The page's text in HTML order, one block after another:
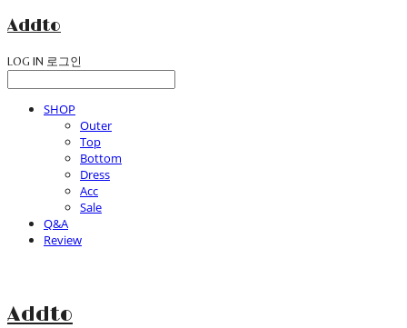
Addto
LOG IN 로그인
SHOP
Outer
Top
Bottom
Dress
Acc
Sale
Q&A
Review
Addto